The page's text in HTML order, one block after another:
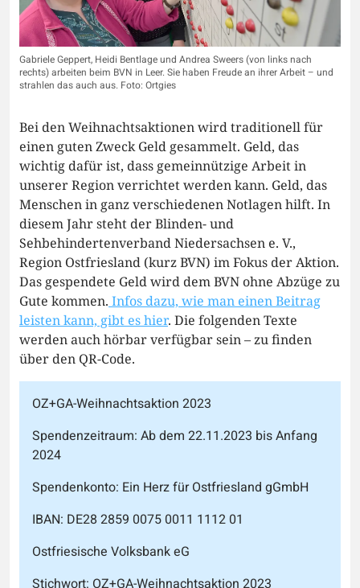
Gabriele Geppert, Heidi Bentlage und Andrea Sweers (von links nach
rechts) arbeiten beim BVN in Leer. Sie haben Freude an ihrer Arbeit – und
strahlen das auch aus. Foto: Ortgies
Bei den Weihnachtsaktionen wird traditionell für
einen guten Zweck Geld gesammelt. Geld, das
wichtig dafür ist, dass gemeinnützige Arbeit in
unserer Region verrichtet werden kann. Geld, das
Menschen in ganz verschiedenen Notlagen hilft. In
diesem Jahr steht der Blinden- und
Sehbehindertenverband Niedersachsen e. V.,
Region Ostfriesland (kurz BVN) im Fokus der Aktion.
Das gespendete Geld wird dem BVN ohne Abzüge zu
Gute kommen. Infos dazu, wie man einen Beitrag
leisten kann, gibt es hier. Die folgenden Texte
werden auch hörbar verfügbar sein – zu finden
über den QR-Code.
OZ+GA-Weihnachtsaktion 2023
Spendenzeitraum: Ab dem 22.11.2023 bis Anfang
2024
Spendenkonto: Ein Herz für Ostfriesland gGmbH
IBAN: DE28 2859 0075 0011 1112 01
Ostfriesische Volksbank eG
Stichwort: OZ+GA-Weihnachtsaktion 2023